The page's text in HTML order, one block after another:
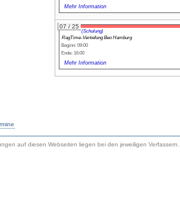
Mehr Information
07 / 25
(Schulung)
RagTime-Vertiefung Beo Hamburg
Beginn: 09:00
Ende: 16:00
Mehr Information
auf diesen Webseiten liegen bei den jeweiligen